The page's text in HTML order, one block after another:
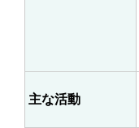
主な活動